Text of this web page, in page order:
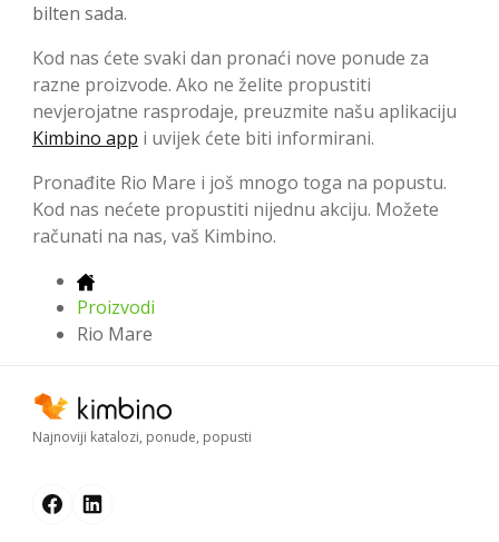
bilten sada.
Kod nas ćete svaki dan pronaći nove ponude za
razne proizvode. Ako ne želite propustiti
nevjerojatne rasprodaje, preuzmite našu aplikaciju
Kimbino app i uvijek ćete biti informirani.
Pronađite Rio Mare i još mnogo toga na popustu.
Kod nas nećete propustiti nijednu akciju. Možete
računati na nas, vaš Kimbino.
Proizvodi
Rio Mare
Najnoviji katalozi, ponude, popusti